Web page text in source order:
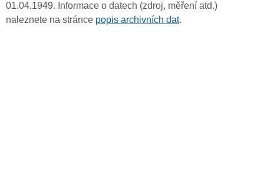
01.04.1949. Informace o datech (zdroj, měření atd.)
naleznete na stránce popis archivních dat.